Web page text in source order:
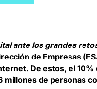
ante los grandes
de Empresas (
De estos, el 10%
millones de personas